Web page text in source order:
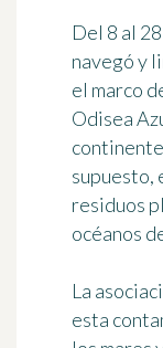
Del 8 al
navegó y
el marco
Odisea
supuesto,
residuos
océanos
La
esta